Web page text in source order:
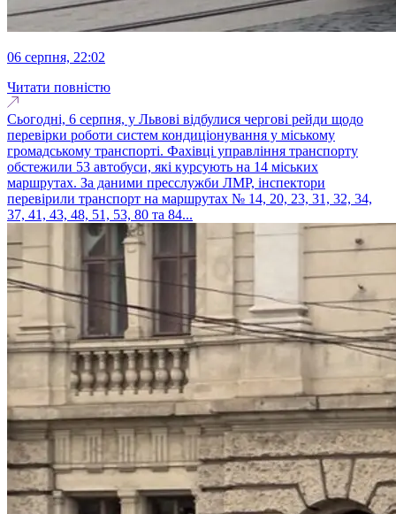
06 серпня, 22:02
Читати повністю
Сьогодні, 6 серпня, у Львові відбулися чергові рейди щодо
перевірки роботи систем кондиціонування у міському
громадському транспорті. Фахівці управління транспорту
обстежили 53 автобуси, які курсують на 14 міських
маршрутах. За даними пресслужби ЛМР, інспектори
перевірили транспорт на маршрутах № 14, 20, 23, 31, 32, 34,
37, 41, 43, 48, 51, 53, 80 та 84...